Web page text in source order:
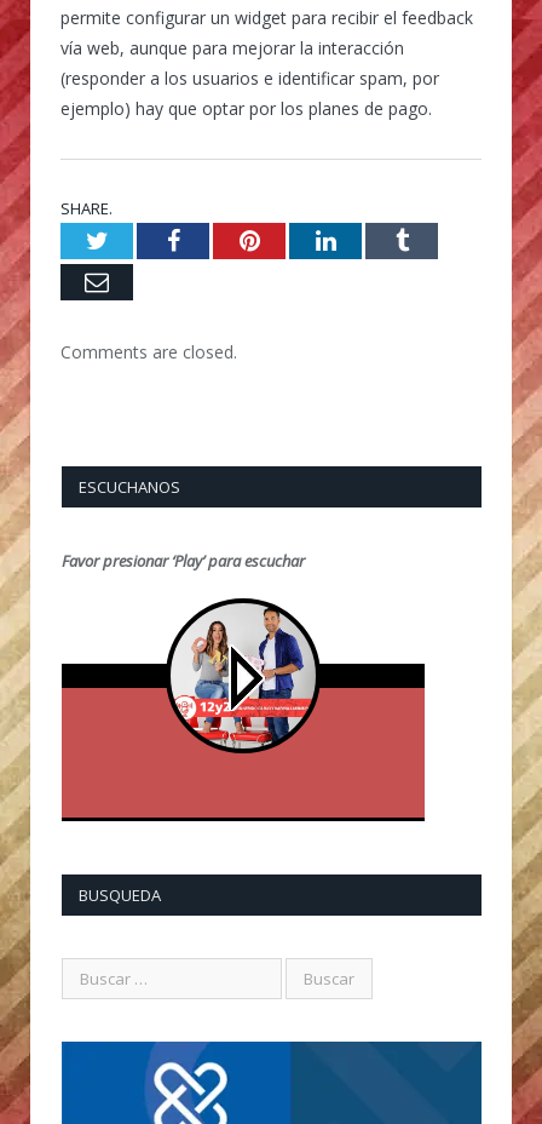
permite configurar un widget para recibir el feedback
vía web, aunque para mejorar la interacción
(responder a los usuarios e identificar spam, por
ejemplo) hay que optar por los planes de pago.
SHARE.
TwitterFacebookPinterestLinkedInTumblr
Email
Comments are closed.
ESCUCHANOS
Favor presionar ‘Play’ para escuchar
BUSQUEDA